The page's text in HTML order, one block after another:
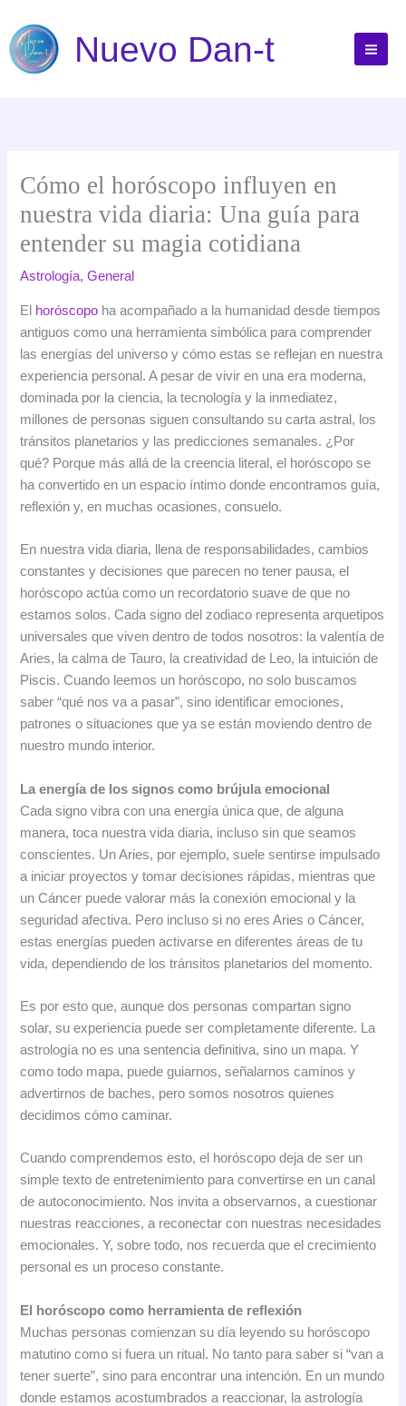
contenido
Nuevo Dan-t
Cómo el horóscopo influyen en
nuestra vida diaria: Una guía para
entender su magia cotidiana
Astrología,General
El horóscopo ha acompañado a la humanidad desde tiempos
antiguos como una herramienta simbólica para comprender
las energías del universo y cómo estas se reflejan en nuestra
experiencia personal. A pesar de vivir en una era moderna,
dominada por la ciencia, la tecnología y la inmediatez,
millones de personas siguen consultando su carta astral, los
tránsitos planetarios y las predicciones semanales. ¿Por
qué? Porque más allá de la creencia literal, el horóscopo se
ha convertido en un espacio íntimo donde encontramos guía,
reflexión y, en muchas ocasiones, consuelo.
En nuestra vida diaria, llena de responsabilidades, cambios
constantes y decisiones que parecen no tener pausa, el
horóscopo actúa como un recordatorio suave de que no
estamos solos. Cada signo del zodiaco representa arquetipos
universales que viven dentro de todos nosotros: la valentía de
Aries, la calma de Tauro, la creatividad de Leo, la intuición de
Piscis. Cuando leemos un horóscopo, no solo buscamos
saber “qué nos va a pasar”, sino identificar emociones,
patrones o situaciones que ya se están moviendo dentro de
nuestro mundo interior.
La energía de los signos como brújula emocional
Cada signo vibra con una energía única que, de alguna
manera, toca nuestra vida diaria, incluso sin que seamos
conscientes. Un Aries, por ejemplo, suele sentirse impulsado
a iniciar proyectos y tomar decisiones rápidas, mientras que
un Cáncer puede valorar más la conexión emocional y la
seguridad afectiva. Pero incluso si no eres Aries o Cáncer,
estas energías pueden activarse en diferentes áreas de tu
vida, dependiendo de los tránsitos planetarios del momento.
Es por esto que, aunque dos personas compartan signo
solar, su experiencia puede ser completamente diferente. La
astrología no es una sentencia definitiva, sino un mapa. Y
como todo mapa, puede guiarnos, señalarnos caminos y
advertirnos de baches, pero somos nosotros quienes
decidimos cómo caminar.
Cuando comprendemos esto, el horóscopo deja de ser un
simple texto de entretenimiento para convertirse en un canal
de autoconocimiento. Nos invita a observarnos, a cuestionar
nuestras reacciones, a reconectar con nuestras necesidades
emocionales. Y, sobre todo, nos recuerda que el crecimiento
personal es un proceso constante.
El horóscopo como herramienta de reflexión
Muchas personas comienzan su día leyendo su horóscopo
matutino como si fuera un ritual. No tanto para saber si “van a
tener suerte”, sino para encontrar una intención. En un mundo
donde estamos acostumbrados a reaccionar, la astrología